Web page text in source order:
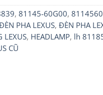
, 81145-60G00,
PHA LEXUS, ĐÈN PHA
LEXUS, HEADLAMP, lh
CŨ